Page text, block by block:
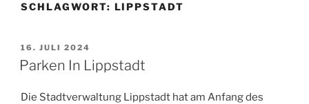
SCHLAGWORT: LIPPSTADT
VERÖFFENTLICHT
AM
16. JULI 2024
Parken In Lippstadt
Die Stadtverwaltung Lippstadt hat am Anfang des